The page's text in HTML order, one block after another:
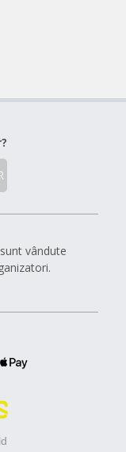
vândute